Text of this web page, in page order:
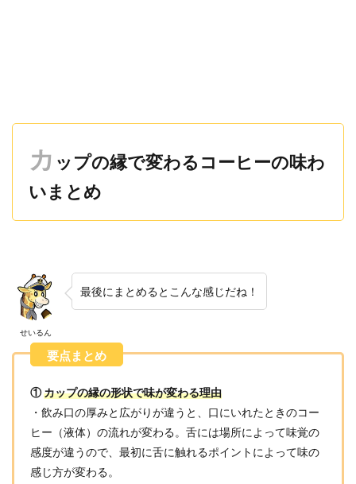
カ ップの縁で変わるコーヒーの味わ
いまとめ
せいるん
最後にまとめるとこんな感じだね！
①カップの縁の形状で味が変わる理由
・飲み口の厚みと広がりが違うと、口にいれたときのコー
ヒー（液体）の流れが変わる。舌には場所によって味覚の
感度が違うので、最初に舌に触れるポイントによって味の
感じ方が変わる。